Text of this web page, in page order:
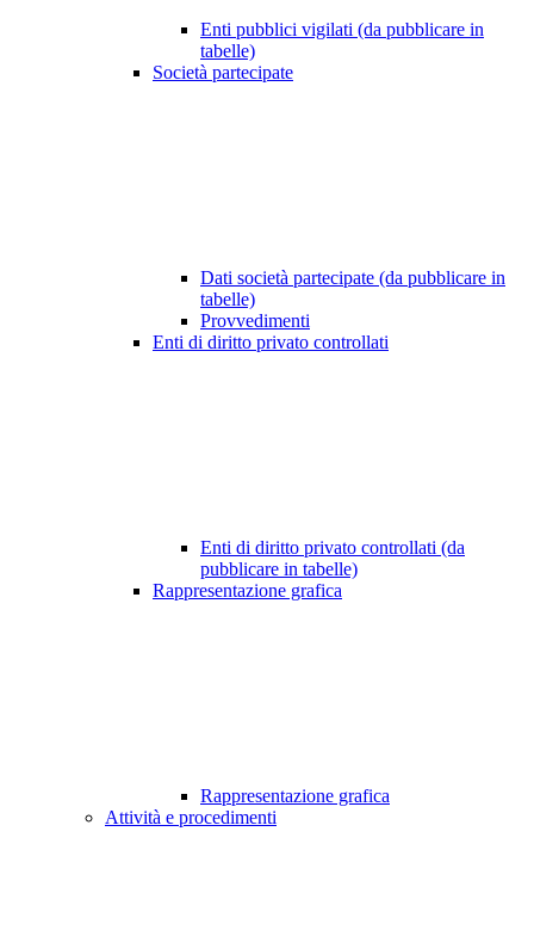
Enti pubblici vigilati (da pubblicare in
tabelle)
Società partecipate
Dati società partecipate (da pubblicare in
tabelle)
Provvedimenti
Enti di diritto privato controllati
Enti di diritto privato controllati (da
pubblicare in tabelle)
Rappresentazione grafica
Rappresentazione grafica
Attività e procedimenti